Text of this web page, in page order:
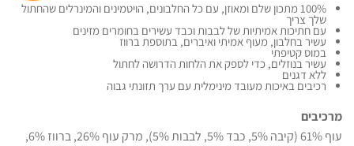
100% מתכון שלם ומאוזן, עם כל החלבונים, הויטמינים והמינרלים שהחתול
שלך צריך
עם חתיכות אמיתיות של לבבות וכבד עשירים בחומרים מזינים
עשיר בחלבון, מעוף אמיתי ואיברים, בתוספת ברווז
במוס קטיפתי
עשיר בנוזלים, כדי לספק את הלחות הדרושה לחתול
ללא דגנים
רכיבים באיכות מעובד מינימלית עם ערך תזונתי גבוה
מרכיבים
עוף 61% (קיבה 5%, כבד 5%, לבבות 5%), מרק עוף 26%, ברווז 6%,